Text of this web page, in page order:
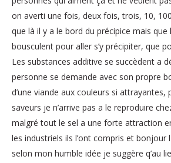
on averti une fois, deux fois, trois, 10,
que là il y a le bord du précipice mais que
bousculent pour aller s’y précipiter, que
Les substances additive se succèdent a
personne se demande avec son propre
d’une viande aux couleurs si attrayantes,
saveurs je n’arrive pas a le reproduire
malgré tout le sel a une forte attraction
les industriels ils l’ont compris et bonjour
selon mon humble idée je suggère q’au